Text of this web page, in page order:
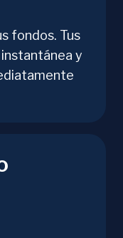
fondos. Tus
y